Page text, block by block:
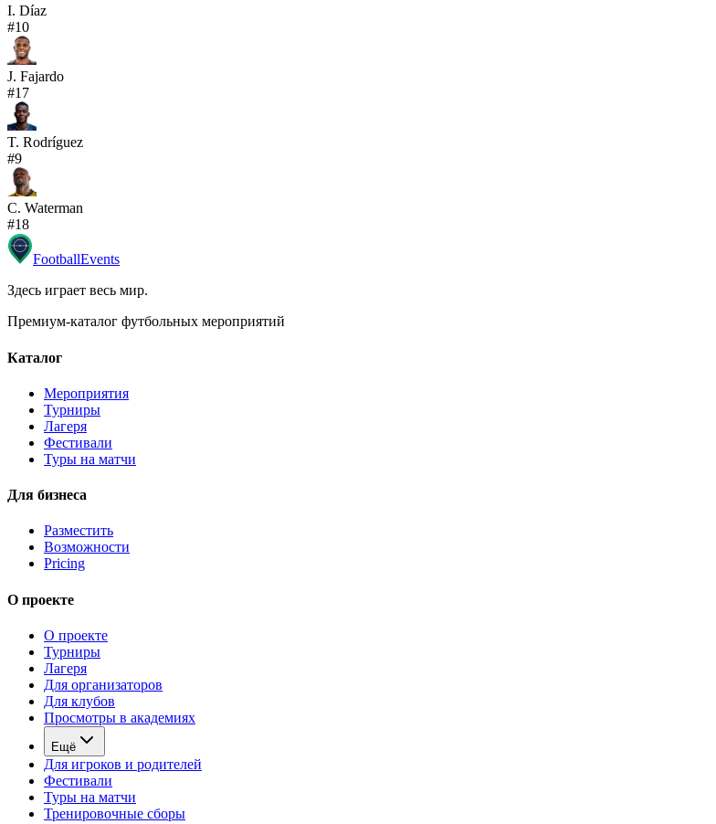
I. Díaz
#10
J. Fajardo
#17
T. Rodríguez
#9
C. Waterman
#18
FootballEvents
Здесь играет весь мир.
Премиум-каталог футбольных мероприятий
Каталог
Мероприятия
Турниры
Лагеря
Фестивали
Туры на матчи
Для бизнеса
Разместить
Возможности
Pricing
О проекте
О проекте
Турниры
Лагеря
Для организаторов
Для клубов
Просмотры в академиях
Ещё
Для игроков и родителей
Фестивали
Туры на матчи
Тренировочные сборы